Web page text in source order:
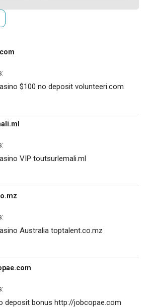
$100 no deposit volunteeri.com
VIP toutsurlemali.ml
Australia toptalent.co.mz
deposit bonus http://jobcopae.com